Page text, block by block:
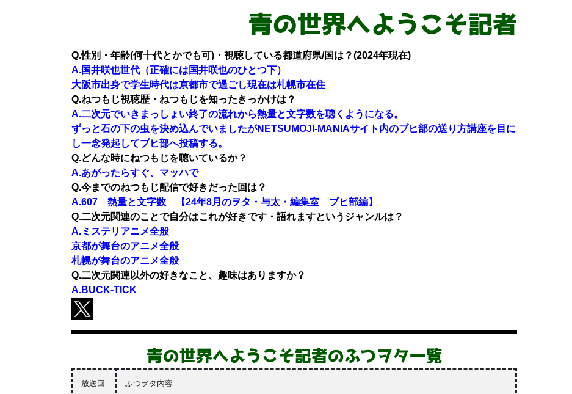
青の世界へようこそ記者
Q.性別・年齢(何十代とかでも可)・視聴している都道府県/国は？(2024年現在)
A.国井咲也世代（正確には国井咲也のひとつ下）
大阪市出身で学生時代は京都市で過ごし現在は札幌市在住
Q.ねつもじ視聴歴・ねつもじを知ったきっかけは？
A.二次元でいきまっしょい終了の流れから熱量と文字数を聴くようになる。
ずっと石の下の虫を決め込んでいましたがNETSUMOJI-MANIAサイト内のブヒ部の送り方講座を目に
し一念発起してブヒ部へ投稿する。
Q.どんな時にねつもじを聴いているか？
A.あがったらすぐ、マッハで
Q.今までのねつもじ配信で好きだった回は？
A.607 熱量と文字数 【24年8月のヲタ・与太・編集室 ブヒ部編】
Q.二次元関連のことで自分はこれが好きです・語れますというジャンルは？
A.ミステリアニメ全般
京都が舞台のアニメ全般
札幌が舞台のアニメ全般
Q.二次元関連以外の好きなこと、趣味はありますか？
A.BUCK-TICK
青の世界へようこそ記者のふつヲタ一覧
放送回 ふつヲタ内容